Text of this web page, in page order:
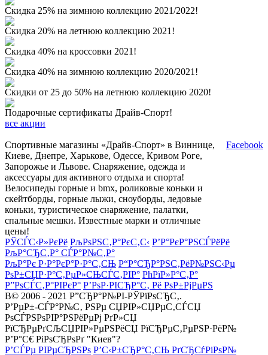
Скидка 25% на зимнюю коллекцию 2021/2022!
Скидка 20% на летнюю коллекцию 2021!
Скидка 40% на кроссовки 2021!
Скидка 40% на зимнюю коллекцию 2020/2021!
Скидки от 25 до 50% на летнюю коллекцию 2020!
Подарочные сертификаты Драйв-Спорт!
все акции
Спортивные магазины «Драйв-Спорт» в Виннице,
Киеве, Днепре, Харькове, Одессе, Кривом Роге,
Запорожье и Львове. Снаряжение, одежда и
аксессуары для активного отдыха и спорта!
Велосипеды горные и bmx, роликовые коньки и
скейтборды, горные лыжи, сноуборды, ледовые
коньки, туристическое снаряжение, палатки,
спальные мешки. Известные марки и отличные
цены!
Facebook
РЎСЃС‹Р»РєРё РљРѕРЅС‚Р°РєС‚С‹ Р’Р°РєР°РЅСЃРёРё
РљР°СЂС‚Р° СЃР°Р№С‚Р°
РљР°Рє Р·Р°РєР°Р·Р°С‚СЊ Р“Р°СЂР°РЅС‚РёР№РЅС‹Рµ
РѕР±СЏР·Р°С‚РµР»СЊСЃС‚РІР° РћРїР»Р°С‚Р°
Р”РѕСЃС‚Р°РІРєР° Р’РѕР·РІСЂР°С‚ Рё РѕР±РјРµРЅ
В© 2006 - 2021 Р”СЂР°Р№РІ-РЎРїРѕСЂС‚.
Р’РµР±-СЃР°Р№С‚ РЅРµ СЏРІР»СЏРµС‚СЃСЏ
РѕСЃРЅРѕРІР°РЅРёРµРј РґР»СЏ
РїСЂРµРґСЉСЏРІР»РµРЅРёСЏ РїСЂРµС‚РµРЅР·РёР№
Р’Р°С€ РіРѕСЂРѕРґ "Киев"?
Р’СЃРµ РІРµСЂРЅРѕ Р’С‹Р±СЂР°С‚СЊ РґСЂСѓРіРѕР№